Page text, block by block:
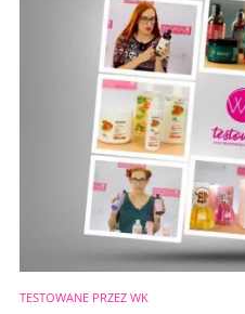
TESTOWANE PRZEZ WK